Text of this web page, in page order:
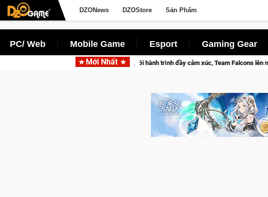
DZONews DZOStore Sản Phẩm
PC/ Web Mobile Game Esport Gaming Gear
Mới Nhất
2026 Mùa 2 khép lại với hành trình đầy cảm xúc, Team Falcons lên ngôi vô địch